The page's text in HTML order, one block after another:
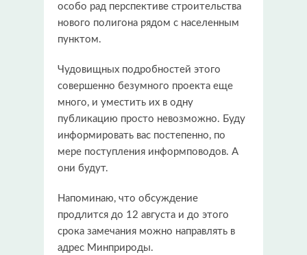
особо рад перспективе строительства
нового полигона рядом с населенным
пунктом.
Чудовищных подробностей этого
совершенно безумного проекта еще
много, и уместить их в одну
публикацию просто невозможно. Буду
информировать вас постепенно, по
мере поступления информповодов. А
они будут.
Напоминаю, что обсуждение
продлится до 12 августа и до этого
срока замечания можно направлять в
адрес Минприроды.